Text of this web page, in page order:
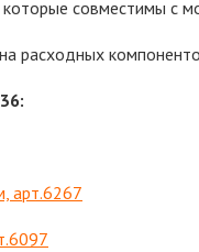
совместимы с
расходных
арт.6267